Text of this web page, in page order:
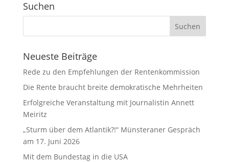
Suchen
Neueste Beiträge
Rede zu den Empfehlungen der Rentenkommission
Die Rente braucht breite demokratische Mehrheiten
Erfolgreiche Veranstaltung mit Journalistin Annett
Meiritz
„Sturm über dem Atlantik?!“ Münsteraner Gespräch
am 17. Juni 2026
Mit dem Bundestag in die USA